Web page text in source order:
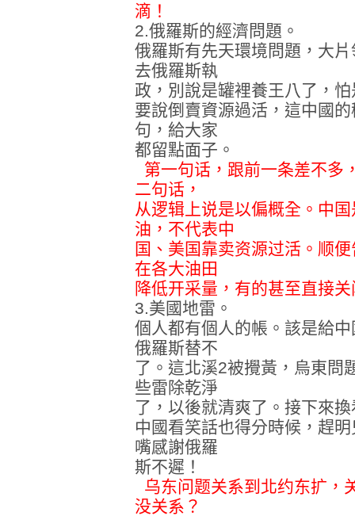
滴！
2.俄羅斯的經濟問題。
俄羅斯有先天環境問題，大
去俄羅斯執
政，別說是罐裡養王八了，
要說倒賣資源過活，這中國
句，給大家
都留點面子。
第一句话，跟前一条差不多
二句话，
从逻辑上说是以偏概全。中
油，不代表中
国、美国靠卖资源过活。顺
在各大油田
降低开采量，有的甚至直接
3.美國地雷。
個人都有個人的帳。該是給
俄羅斯替不
了。這北溪2被攪黃，烏東問
些雷除乾淨
了，以後就清爽了。接下來
中國看笑話也得分時候，趕
嘴感謝俄羅
斯不遲！
乌东问题关系到北约东扩，
没关系？